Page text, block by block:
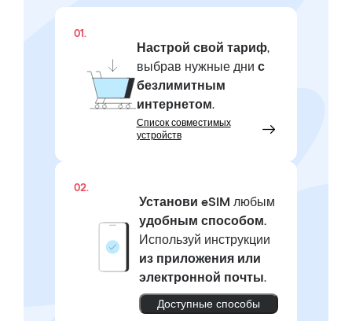
01.
Настрой свой тариф,
выбрав нужные дни с
безлимитным
интернетом.
Список совместимых
устройств
02.
Установи eSIM любым
удобным способом.
Используй инструкции
из приложения или
электронной почты.
Доступные способы